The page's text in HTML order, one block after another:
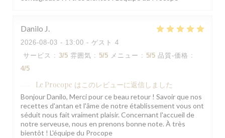
Danilo J
2026-08-03 - 13:00 - ゲスト 4
サービス : 3/5 雰囲気 : 5/5 メニュー : 5/5 品質-価格 :
4/5
Le Procope はこのレビューに返信しました
Bonjour Danilo, Merci pour ce beau retour ! Savoir que nos
recettes d'antan et l'âme de notre établissement vous ont
séduit nous fait vraiment plaisir. Concernant l'accueil de
notre serveuse, nous en prenons bonne note. À très
bientôt ! L'équipe du Procope